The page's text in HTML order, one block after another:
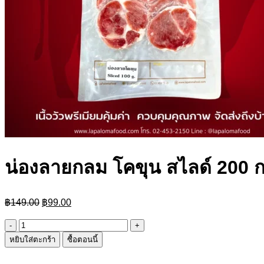
น่องลายกลม โคขุน สไลด์ 200
฿149.00 Original
price
was:
฿149.00.
฿99.00Current
price
is:
฿99.00.
จำนวน
น่อง
หยิบใส่ตะกร้า ซื้อตอนนี้